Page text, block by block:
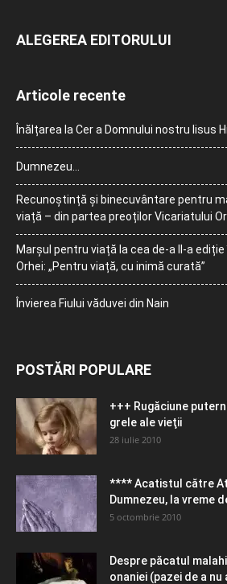
ALEGEREA EDITORULUI
Articole recente
Înălțarea la Cer a Domnului nostru Iisus
Dumnezeu…
Recunoștință și binecuvântare pentru
viață – din partea preoților Vicariatului
Marșul pentru viață la cea de-a II-a ediție
Orhei: „Pentru viață, cu inimă curată”
Învierea Fiului văduvei din Nain
POSTĂRI POPULARE
+++ Rugăciune
grele ale vieţii
28 iulie 2010
**** Acatistul către
Dumnezeu, la vreme
5 octombrie 2010
Despre păcatul
onaniei (pazei de a nu